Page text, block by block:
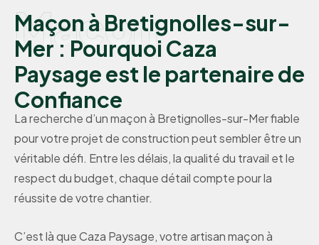
Maçon
Maçon à Bretignolles-sur-
Mer : Pourquoi Caza
Paysage est le partenaire de
Confiance
La recherche d’un maçon à Bretignolles-sur-Mer fiable
pour votre projet de construction peut sembler être un
véritable défi. Entre les délais, la qualité du travail et le
respect du budget, chaque détail compte pour la
réussite de votre chantier.
C’est là que Caza Paysage, votre artisan maçon à